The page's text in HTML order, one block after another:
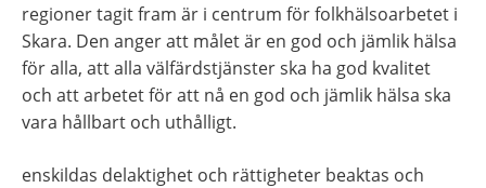
regioner tagit fram är i centrum för folkhälsoarbetet i
Skara. Den anger att målet är en god och jämlik hälsa
för alla, att alla välfärdstjänster ska ha god kvalitet
och att arbetet för att nå en god och jämlik hälsa ska
vara hållbart och uthålligt.
enskildas delaktighet och rättigheter beaktas och